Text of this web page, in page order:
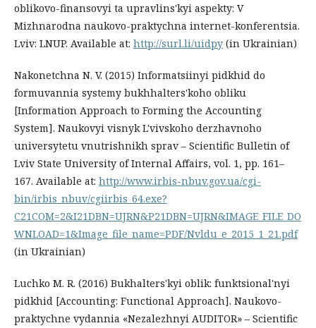
oblikovo-finansovyi ta upravlins'kyi aspekty: V
Mizhnarodna naukovo-praktychna internet-konferentsia.
Lviv: LNUP. Available at: http://surl.li/uidpy (in Ukrainian)
Nakonetchna N. V. (2015) Informatsiinyi pidkhid do
formuvannia systemy bukhhalters'koho obliku
[Information Approach to Forming the Accounting
System]. Naukovyi visnyk L'vivskoho derzhavnoho
universytetu vnutrishnikh sprav – Scientific Bulletin of
Lviv State University of Internal Affairs, vol. 1, pp. 161–
167. Available at: http://www.irbis-nbuv.gov.ua/cgi-
bin/irbis_nbuv/cgiirbis_64.exe?
C21COM=2&I21DBN=UJRN&P21DBN=UJRN&IMAGE_FILE_DO
WNLOAD=1&Image_file_name=PDF/Nvldu_e_2015_1_21.pdf
(in Ukrainian)
Luchko M. R. (2016) Bukhalters'kyi oblik: funktsional'nyi
pidkhid [Accounting: Functional Approach]. Naukovo-
praktychne vydannia «Nezalezhnyi AUDITOR» – Scientific